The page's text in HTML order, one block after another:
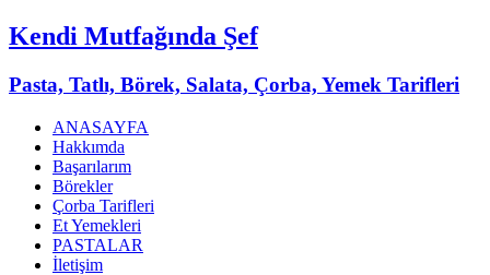
Kendi Mutfağında Şef
Pasta, Tatlı, Börek, Salata, Çorba, Yemek Tarifleri
ANASAYFA
Hakkımda
Başarılarım
Börekler
Çorba Tarifleri
Et Yemekleri
PASTALAR
İletişim